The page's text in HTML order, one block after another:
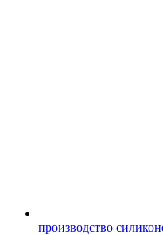
производство